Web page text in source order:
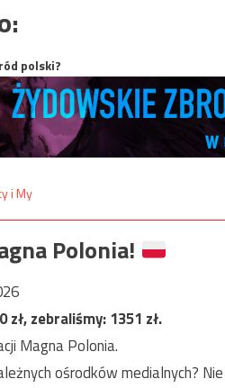
polski?
Polonia!
zł, zebraliśmy:1351 zł.
Magna Polonia.
ośrodków medialnych?